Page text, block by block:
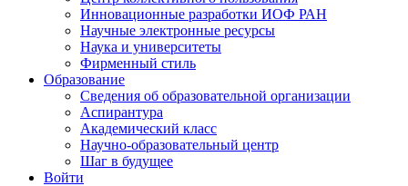
Инновационные разработки ИОФ РАН
Научные электронные ресурсы
Наука и университеты
Фирменный стиль
Образование
Сведения об образовательной организации
Аспирантура
Академический класс
Научно-образовательный центр
Шаг в будущее
Войти